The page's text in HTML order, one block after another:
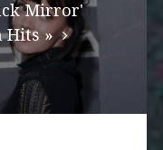
Mirror'
Hits »